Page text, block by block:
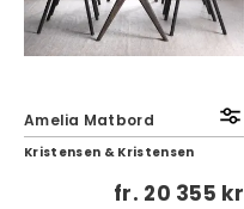
Amelia Matbord
Kristensen & Kristensen
fr. 20 355 kr